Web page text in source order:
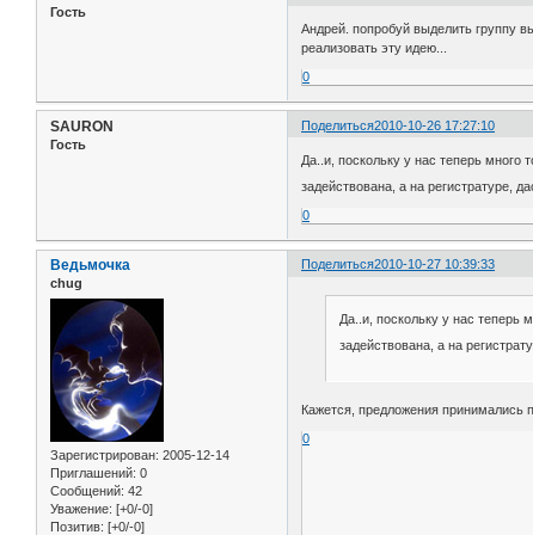
Гость
Андрей. попробуй выделить группу
реализовать эту идею...
0
Поделиться2010-10-26 17:27:10
SAURON
Гость
Да..и, поскольку у нас теперь
задействована, а на регистратуре,
0
Поделиться2010-10-27 10:39:33
Ведьмочка
chug
Зарегистрирован: 2005-12-14
Приглашений: 0
Сообщений: 42
Уважение: [+0/-0]
Позитив: [+0/-0]
Да..и, поскольку у нас
задействована, а на
Кажется, предложения принимались
0